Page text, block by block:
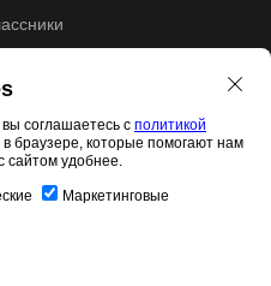
только для
от 09.09.2020 (Л035-
товарного знака 11.01.2017
соглашаетесь с политикой
браузере, которые помогают нам
сайтом удобнее.
Маркетинговые